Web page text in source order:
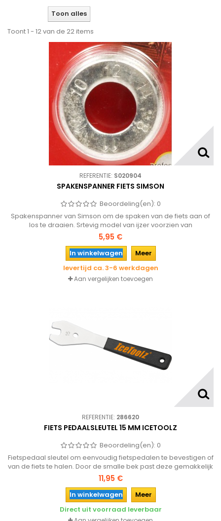
Toon alles
Toont 1 - 12 van de 22 items
REFERENTIE: S020904
SPAKENSPANNER FIETS SIMSON
Beoordeling(en): 0
Spakenspanner van Simson om de spaken van de fiets aan of
los te draaien. Srtevig model van ijzer voorzien van
verschillende openingen voor diverse spaakmaten.
5,95 €
In winkelwagen
Meer
levertijd ca. 3-6 werkdagen
Aan vergelijken toevoegen
REFERENTIE: 286620
FIETS PEDAALSLEUTEL 15 MM ICETOOLZ
Beoordeling(en): 0
Fietspedaal sleutel om eenvoudig fietspedalen te bevestigen of
van de fiets te halen. Door de smalle bek past deze gemakkelijk
tussen de crank en de trapper van de fiets.
11,95 €
In winkelwagen
Meer
Direct uit voorraad leverbaar